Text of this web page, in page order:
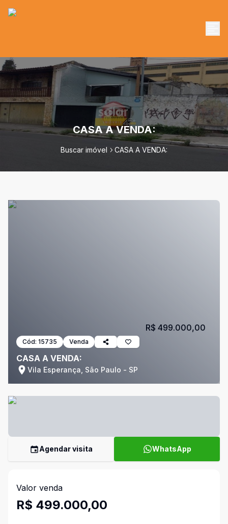
CASA A VENDA:
Buscar imóvel CASA A VENDA:
Cód: 15735 Venda
CASA A VENDA:
Vila Esperança, São Paulo - SP
R$ 499.000,00
Agendar visita WhatsApp
Valor venda
R$ 499.000,00